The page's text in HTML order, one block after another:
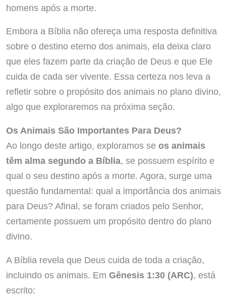
homens após a morte.
Embora a Bíblia não ofereça uma resposta definitiva
sobre o destino eterno dos animais, ela deixa claro
que eles fazem parte da criação de Deus e que Ele
cuida de cada ser vivente. Essa certeza nos leva a
refletir sobre o propósito dos animais no plano divino,
algo que exploraremos na próxima seção.
Os Animais São Importantes Para Deus?
Ao longo deste artigo, exploramos se os animais
têm alma segundo a Bíblia, se possuem espírito e
qual o seu destino após a morte. Agora, surge uma
questão fundamental: qual a importância dos animais
para Deus? Afinal, se foram criados pelo Senhor,
certamente possuem um propósito dentro do plano
divino.
A Bíblia revela que Deus cuida de toda a criação,
incluindo os animais. Em Gênesis 1:30 (ARC), está
escrito: